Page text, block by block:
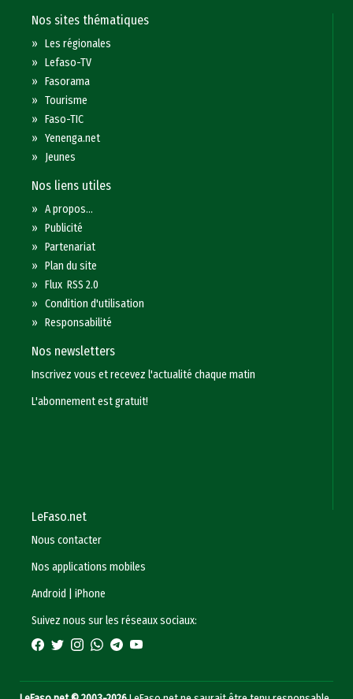
Nos sites thématiques
»Les régionales
»Lefaso-TV
»Fasorama
»Tourisme
»Faso-TIC
»Yenenga.net
» Jeunes
Nos liens utiles
»A propos...
»Publicité
»Partenariat
»Plan du site
»Flux RSS 2.0
»Condition d'utilisation
»Responsabilité
Nos newsletters
Inscrivez vous et recevez l'actualité chaque matin
L'abonnement est gratuit!
LeFaso.net
Nous contacter
Nos applications mobiles
Android
|iPhone
Suivez nous sur les réseaux sociaux: